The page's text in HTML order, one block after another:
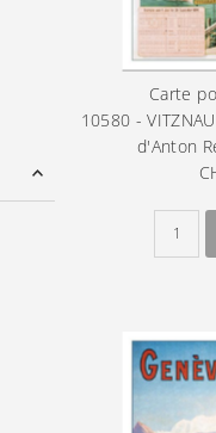
Carte
10580 -
d'Anton